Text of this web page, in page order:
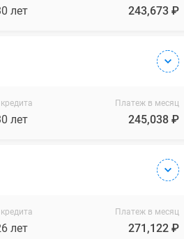
лет 243,673 ₽
лет
Платеж в месяц
245,038 ₽
лет
Платеж в месяц
271,122 ₽